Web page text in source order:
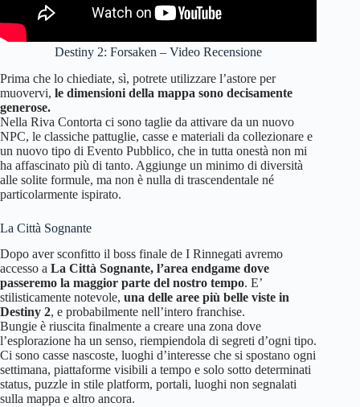
Destiny 2: Forsaken – Video Recensione
Prima che lo chiediate, sì, potrete utilizzare l’astore per
muovervi, le dimensioni della mappa sono decisamente
generose.
Nella Riva Contorta ci sono taglie da attivare da un nuovo
NPC, le classiche pattuglie, casse e materiali da collezionare e
un nuovo tipo di Evento Pubblico, che in tutta onestà non mi
ha affascinato più di tanto. Aggiunge un minimo di diversità
alle solite formule, ma non è nulla di trascendentale né
particolarmente ispirato.
La Città Sognante
Dopo aver sconfitto il boss finale de I Rinnegati avremo
accesso a La Città Sognante, l’area endgame dove
passeremo la maggior parte del nostro tempo. E’
stilisticamente notevole, una delle aree più belle viste in
Destiny 2, e probabilmente nell’intero franchise.
Bungie è riuscita finalmente a creare una zona dove
l’esplorazione ha un senso, riempiendola di segreti d’ogni tipo.
Ci sono casse nascoste, luoghi d’interesse che si spostano ogni
settimana, piattaforme visibili a tempo e solo sotto determinati
status, puzzle in stile platform, portali, luoghi non segnalati
sulla mappa e altro ancora.